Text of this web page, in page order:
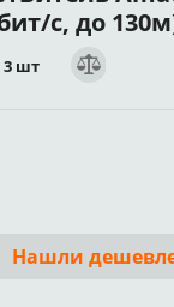
с, до
3 шт
Нашли